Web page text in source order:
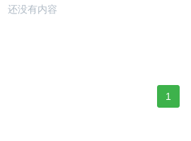
还没有内容
1